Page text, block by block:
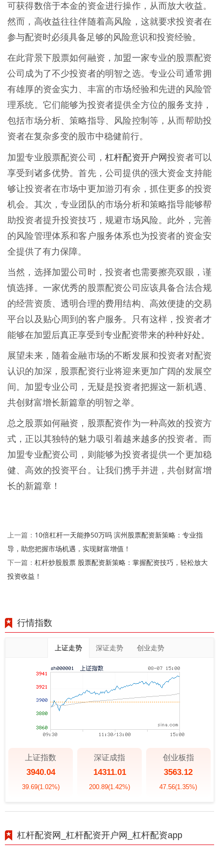
可获得数倍于本金的资金进行操作，从而放大收益。
然而，高收益往往伴随着高风险，这就要求投资者在
参与配资时必须具备足够的风险意识和投资经验。
在此背景下股票如何融资，加盟一家专业的股票配资
公司成为了不少投资者的明智之选。专业公司通常拥
有雄厚的资金实力、丰富的市场经验和先进的风险管
理系统。它们能够为投资者提供全方位的服务支持，
包括市场分析、策略指导、风险控制等，从而帮助投
资者在复杂多变的股市中稳健前行。
加盟专业股票配资公司， 杠杆配资开户网投资者可以
享受到诸多优势。首先，公司提供的强大资金支持能
够让投资者在市场中更加游刃有余，抓住更多的投资
机会。其次，专业团队的市场分析和策略指导能够帮
助投资者提升投资技巧，规避市场风险。此外，完善
的风险管理体系和客户服务体系也为投资者的资金安
全提供了有力保障。
当然，选择加盟公司时，投资者也需要擦亮双眼，谨
慎选择。一家优秀的股票配资公司应该具备合法合规
的经营资质、透明合理的费用结构、高效便捷的交易
平台以及贴心周到的客户服务。只有这样，投资者才
能够在加盟后真正享受到专业配资带来的种种好处。
展望未来，随着金融市场的不断发展和投资者对配资
认识的加深，股票配资行业将迎来更加广阔的发展空
间。加盟专业公司，无疑是投资者把握这一新机遇、
共创财富增长新篇章的明智之举。
总之股票如何融资，股票配资作为一种高效的投资方
式，正以其独特的魅力吸引着越来越多的投资者。而
加盟专业配资公司，则能够为投资者提供一个更加稳
健、高效的投资平台。让我们携手并进，共创财富增
长的新篇章！
上一篇： 10倍杠杆一天能挣50万吗 滨州股票配资新策略：专业指
导，助您把握市场机遇，实现财富增值！
下一篇： 杠杆炒股股票 股票配资新策略：掌握配资技巧，轻松放大
投资收益！
行情指数
上证走势 深证走势 创业走势
上证指数
3940.04
39.69(1.02%)
深证成指
14311.01
200.89(1.42%)
创业板指
3563.12
47.56(1.35%)
杠杆配资网_杠杆配资开户网_杠杆配资app